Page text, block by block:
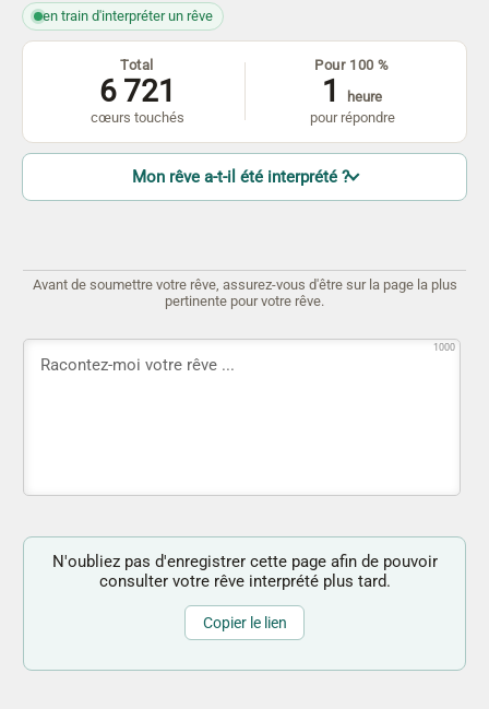
en train d'interpréter un rêve
Total
6 721
cœurs touchés
Pour 100 %
1
heure
pour répondre
Mon rêve a-t-il été interprété ?
Avant de soumettre votre rêve, assurez-vous d'être sur la page la plus
pertinente pour votre rêve.
1000
N'oubliez pas d'enregistrer cette page afin de pouvoir
consulter votre rêve interprété plus tard.
Copier le lien